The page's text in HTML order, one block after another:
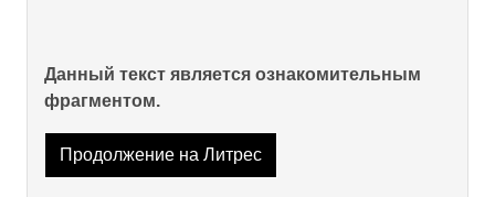
Данный текст является ознакомительным
фрагментом.
Продолжение на Литрес